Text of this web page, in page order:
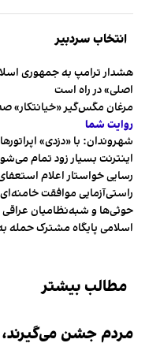
انتخاب سردبیر
هشدار ترامپ به جمهوری
اصلی» در راه است
مرغان مگس‌گیر «خیانتکار»
روایت شما
شهروندان:‌ با «دزدی»
اینترنت بسیار زود تمام
رسایی خواستار اعلام
راستی‌آزمایی موافقت
حوثی‌ها و شبه‌نظامیان
اسلامی پایگاه مشترک حمله
مطالب بیشتر
مردم جشن